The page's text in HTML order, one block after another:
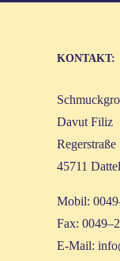
KON­TAKT:
Davut Filiz
Reger­stra­ße
45711
Mobil:
Fax:
E‑Mail: